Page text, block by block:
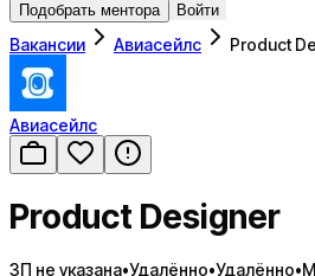
Подобрать ментора Войти
Вакансии Авиасейлс Product
Авиасейлс
Product Designer
ЗП не указана•Удалённо•Удалённо•